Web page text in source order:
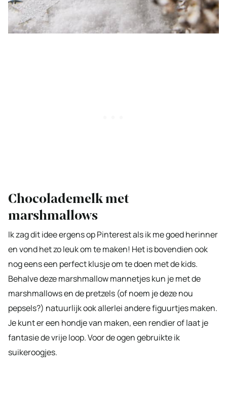
Chocolademelk met
marshmallows
Ik zag dit idee ergens op Pinterest als ik me goed herinner
en vond het zo leuk om te maken! Het is bovendien ook
nog eens een perfect klusje om te doen met de kids.
Behalve deze marshmallow mannetjes kun je met de
marshmallows en de pretzels (of noem je deze nou
pepsels?) natuurlijk ook allerlei andere figuurtjes maken.
Je kunt er een hondje van maken, een rendier of laat je
fantasie de vrije loop. Voor de ogen gebruikte ik
suikeroogjes.